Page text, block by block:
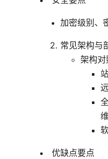
加密级别、
常见架构与
架构对
优缺点要点